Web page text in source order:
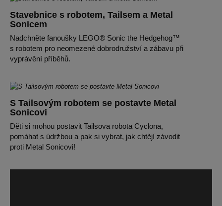
Stavebnice s robotem, Tailsem a Metal
Sonicem
Nadchněte fanoušky LEGO® Sonic the Hedgehog™
s robotem pro neomezené dobrodružství a zábavu při
vyprávění příběhů.
S Tailsovým robotem se postavte Metal
Sonicovi
Děti si mohou postavit Tailsova robota Cyclona,
pomáhat s údržbou a pak si vybrat, jak chtějí závodit
proti Metal Sonicovi!